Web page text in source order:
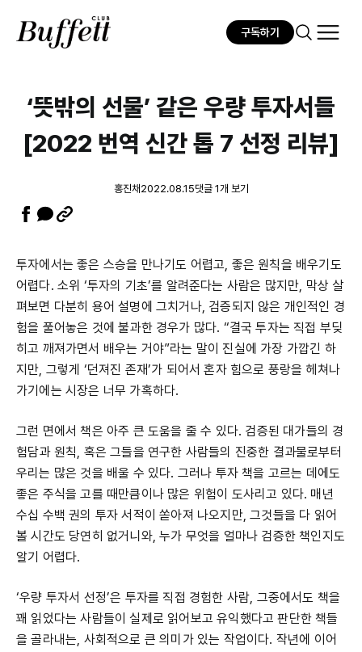
구독하기
‘뜻밖의 선물’ 같은 우량 투자서들
[2022 번역 신간 톱 7 선정 리뷰]
홍진채 2022.08.15댓글 1개 보기
투자에서는 좋은 스승을 만나기도 어렵고, 좋은 원칙을 배우기도
어렵다. 소위 ‘투자의 기초’를 알려준다는 사람은 많지만, 막상 살
펴보면 다분히 용어 설명에 그치거나, 검증되지 않은 개인적인 경
험을 풀어놓은 것에 불과한 경우가 많다. “결국 투자는 직접 부딪
히고 깨져가면서 배우는 거야”라는 말이 진실에 가장 가깝긴 하
지만, 그렇게 ‘던져진 존재’가 되어서 혼자 힘으로 풍랑을 헤쳐나
가기에는 시장은 너무 가혹하다.
그런 면에서 책은 아주 큰 도움을 줄 수 있다. 검증된 대가들의 경
험담과 원칙, 혹은 그들을 연구한 사람들의 진중한 결과물로부터
우리는 많은 것을 배울 수 있다. 그러나 투자 책을 고르는 데에도
좋은 주식을 고를 때만큼이나 많은 위험이 도사리고 있다. 매년
수십 수백 권의 투자 서적이 쏟아져 나오지만, 그것들을 다 읽어
볼 시간도 당연히 없거니와, 누가 무엇을 얼마나 검증한 책인지도
알기 어렵다.
‘우량 투자서 선정’은 투자를 직접 경험한 사람, 그중에서도 책을
꽤 읽었다는 사람들이 실제로 읽어보고 유익했다고 판단한 책들
을 골라내는, 사회적으로 큰 의미가 있는 작업이다. 작년에 이어